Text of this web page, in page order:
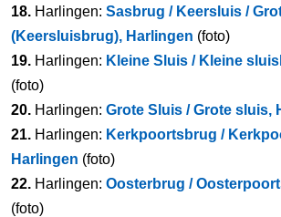
18. Harlingen: Sasbrug / Keersluis /
(Keersluisbrug), Harlingen (foto)
19. Harlingen: Kleine Sluis / Kleine
(foto)
20. Harlingen: Grote Sluis / Grote sluis,
21. Harlingen: Kerkpoortsbrug /
Harlingen (foto)
22. Harlingen: Oosterbrug /
(foto)